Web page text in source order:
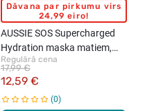
Dāvana par pirkumu virs
24,99 eiro!
AUSSIE SOS Supercharged
Hydration maska matiem,
500ml
Regulārā cena
12,59 €
17,99 €
0